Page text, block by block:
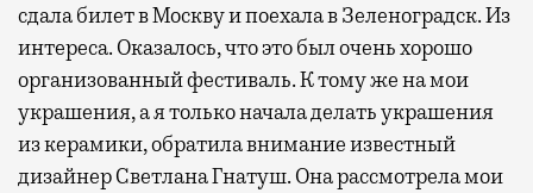
сдала билет в Москву и поехала в Зеленоградск. Из
интереса. Оказалось, что это был очень хорошо
организованный фестиваль. К тому же на мои
украшения, а я только начала делать украшения
из керамики, обратила внимание известный
дизайнер Светлана Гнатуш. Она рассмотрела мои